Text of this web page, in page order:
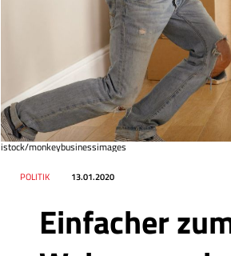
Einfacher
Datum 13.01.2020
RessortPOLITIK
istock/monkeybusinessimages